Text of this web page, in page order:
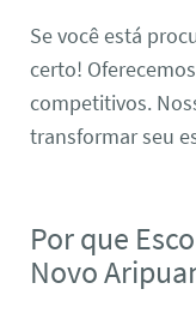
Se você está
certo!
competitivos.
transformar seu
Por que
Novo